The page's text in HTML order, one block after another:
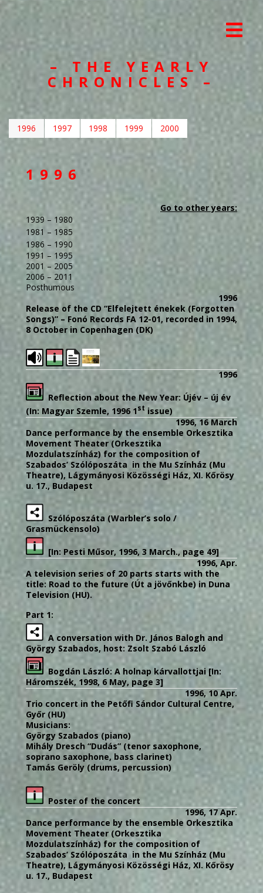
– THE YEARLY
CHRONICLES –
1996 1997 1998 1999 2000
1996
Go to other years:
1939 – 1980
1981 – 1985
1986 – 1990
1991 – 1995
2001 – 2005
2006 – 2011
Posthumous
1996
Release of the CD “Elfelejtett énekek (Forgotten
Songs)” – Fonó Records FA 12-01, recorded in 1994,
8 October in Copenhagen (DK)
1996
Reflection about the New Year: Újév – új év
(In: Magyar Szemle, 1996 1st issue)
1996, 16 March
Dance performance by the ensemble Orkesztika
Movement Theater (Orkesztika
Mozdulatszínház) for the composition of
Szabados’ Szólóposzáta in the Mu Színház (Mu
Theatre), Lágymányosi Közösségi Ház, XI. Kőrösy
u. 17., Budapest
Szólóposzáta (Warbler’s solo /
Grasmückensolo)
[In: Pesti Műsor, 1996, 3 March., page 49]
1996, Apr.
A television series of 20 parts starts with the
title: Road to the future (Út a jövőnkbe) in Duna
Television (HU).
Part 1:
A conversation with Dr. János Balogh and
György Szabados, host: Zsolt Szabó László
Bogdán László: A holnap kárvallottjai [In:
Háromszék, 1998, 6 May, page 3]
1996, 10 Apr.
Trio concert in the Petőfi Sándor Cultural Centre,
Győr (HU)
Musicians:
György Szabados (piano)
Mihály Dresch “Dudás” (tenor saxophone,
soprano saxophone, bass clarinet)
Tamás Geröly (drums, percussion)
Poster of the concert
1996, 17 Apr.
Dance performance by the ensemble Orkesztika
Movement Theater (Orkesztika
Mozdulatszínház) for the composition of
Szabados’ Szólóposzáta in the Mu Színház (Mu
Theatre), Lágymányosi Közösségi Ház, XI. Kőrösy
u. 17., Budapest